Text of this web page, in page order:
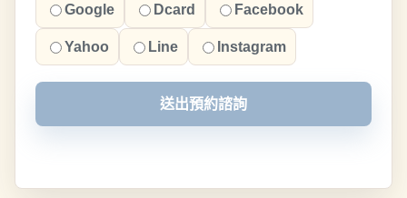
Google Dcard Facebook
Yahoo Line Instagram
送出預約諮詢